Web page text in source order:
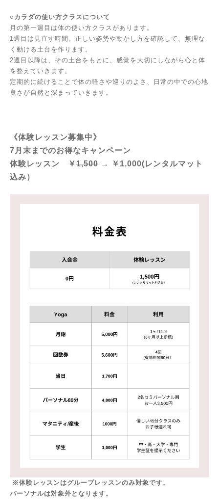
○カラダの使い方クラスについて
月の第一週目は体の使い方クラスがあります。
1週目は見直す時間。正しい姿勢や動かし方を確認して、無理な
く動ける土台を作ります。
2週目以降は、その土台をもとに、感覚を大切にしながら心と体
を整えていきます。
定期的に続けることで体の軽さや巡りのよさ、日常の中での心地
良さが自然と深まっていきます。
《体験レッスン募集中》
7月末までのお得なキャンペーン
体験レッスン ￥1,500 → ￥1,000(レンタルマット
込み）
※体験レッスンはグループレッスンのみ対象です。
パーソナルは対象外となります。